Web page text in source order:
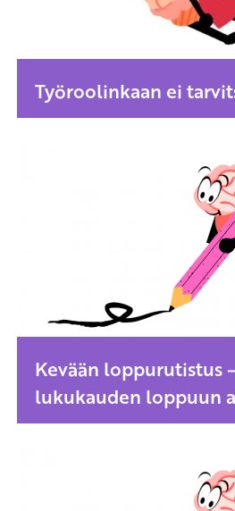
Työroolinkaan ei
Kevään loppurutistus
lukukauden loppuun